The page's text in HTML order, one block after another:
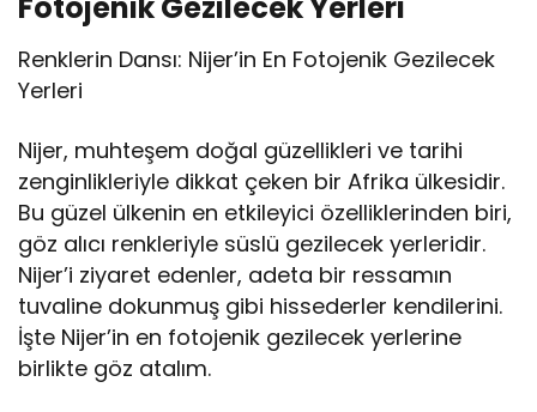
Renklerin Dansı: Nijer’in En Fotojenik Gezilecek
Yerleri
Nijer, muhteşem doğal güzellikleri ve tarihi
zenginlikleriyle dikkat çeken bir Afrika ülkesidir.
Bu güzel ülkenin en etkileyici özelliklerinden biri,
göz alıcı renkleriyle süslü gezilecek yerleridir.
Nijer’i ziyaret edenler, adeta bir ressamın
tuvaline dokunmuş gibi hissederler kendilerini.
İşte Nijer’in en fotojenik gezilecek yerlerine
birlikte göz atalım.